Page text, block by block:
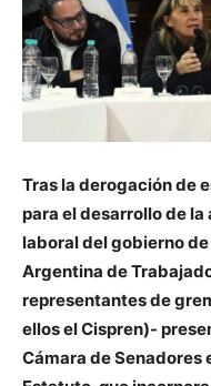
Tras la derogación de
para el desarrollo de
laboral del gobierno
Argentina de
representantes de
ellos el Cispren)-
Cámara de